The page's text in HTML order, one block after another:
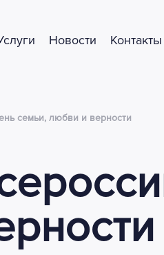
Новости Контакты
семьи, любви и верности